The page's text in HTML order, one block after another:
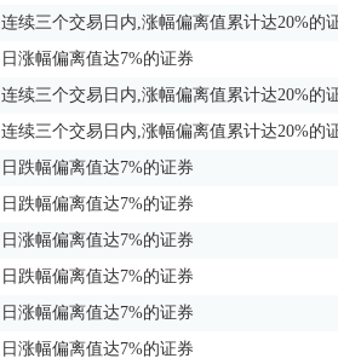
连续三个交易日内,涨幅偏离值累计达20%的
日涨幅偏离值达7%的证券
连续三个交易日内,涨幅偏离值累计达20%的
连续三个交易日内,涨幅偏离值累计达20%的
日跌幅偏离值达7%的证券
日跌幅偏离值达7%的证券
日涨幅偏离值达7%的证券
日跌幅偏离值达7%的证券
日涨幅偏离值达7%的证券
日涨幅偏离值达7%的证券